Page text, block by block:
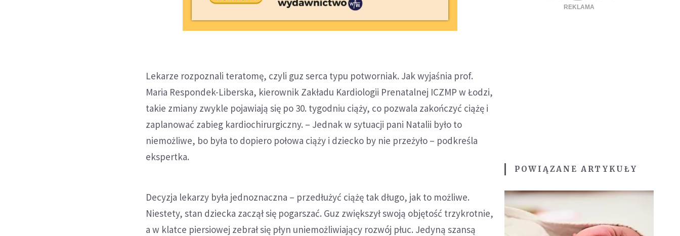
Lekarze rozpoznali teratomę, czyli guz serca typu potworniak. Jak wyjaśnia prof.
Maria Respondek-Liberska, kierownik Zakładu Kardiologii Prenatalnej ICZMP w Łodzi,
takie zmiany zwykle pojawiają się po 30. tygodniu ciąży, co pozwala zakończyć ciążę i
zaplanować zabieg kardiochirurgiczny. – Jednak w sytuacji pani Natalii było to
niemożliwe, bo była to dopiero połowa ciąży i dziecko by nie przeżyło – podkreśla
ekspertka.
Decyzja lekarzy była jednoznaczna – przedłużyć ciążę tak długo, jak to możliwe.
Niestety, stan dziecka zaczął się pogarszać. Guz zwiększył swoją objętość trzykrotnie,
a w klatce piersiowej zebrał się płyn uniemożliwiający rozwój płuc. Jedyną szansą
POWIĄZANE ARTYKUŁY